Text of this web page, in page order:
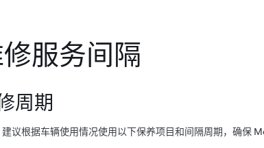
服务间隔
周期
建议根据车辆使用情况使用以下保养项目和间隔周期，确保